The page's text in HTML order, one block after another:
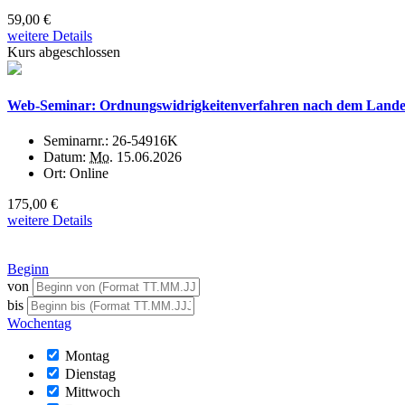
59,00 €
weitere Details
Kurs abgeschlossen
Web-Seminar: Ordnungswidrigkeitenverfahren nach dem
Seminarnr.: 26-54916K
Datum: Mo. 15.06.2026
Ort: Online
175,00 €
weitere Details
Beginn
von
bis
Wochentag
Montag
Dienstag
Mittwoch